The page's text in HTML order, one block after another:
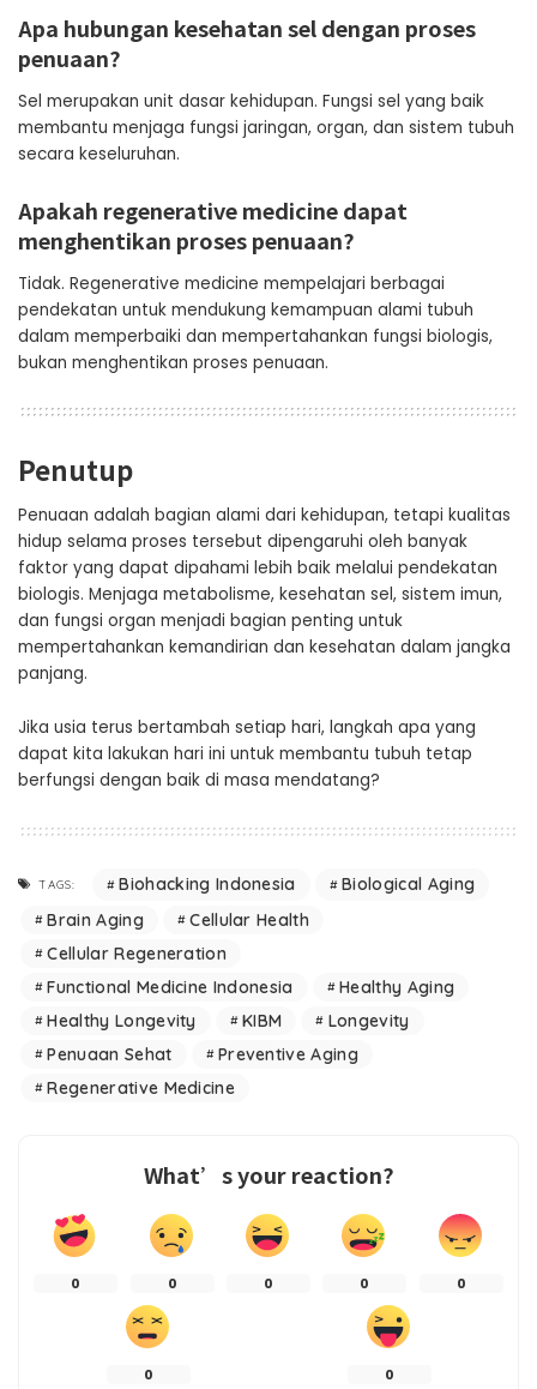
Apa hubungan kesehatan sel dengan proses
penuaan?
Sel merupakan unit dasar kehidupan. Fungsi sel yang baik
membantu menjaga fungsi jaringan, organ, dan sistem tubuh
secara keseluruhan.
Apakah regenerative medicine dapat
menghentikan proses penuaan?
Tidak. Regenerative medicine mempelajari berbagai
pendekatan untuk mendukung kemampuan alami tubuh
dalam memperbaiki dan mempertahankan fungsi biologis,
bukan menghentikan proses penuaan.
Penutup
Penuaan adalah bagian alami dari kehidupan, tetapi kualitas
hidup selama proses tersebut dipengaruhi oleh banyak
faktor yang dapat dipahami lebih baik melalui pendekatan
biologis. Menjaga metabolisme, kesehatan sel, sistem imun,
dan fungsi organ menjadi bagian penting untuk
mempertahankan kemandirian dan kesehatan dalam jangka
panjang.
Jika usia terus bertambah setiap hari, langkah apa yang
dapat kita lakukan hari ini untuk membantu tubuh tetap
berfungsi dengan baik di masa mendatang?
TAGS: Biohacking Indonesia
Biological Aging
Brain Aging
Cellular Health
Cellular Regeneration
Functional Medicine Indonesia
Healthy Aging
Healthy Longevity
KIBM
Longevity
Penuaan Sehat
Preventive Aging
Regenerative Medicine
What’s your reaction?
0 0 0 0 0
0 0